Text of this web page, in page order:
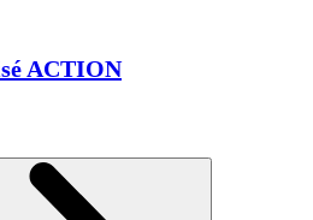
ACTION